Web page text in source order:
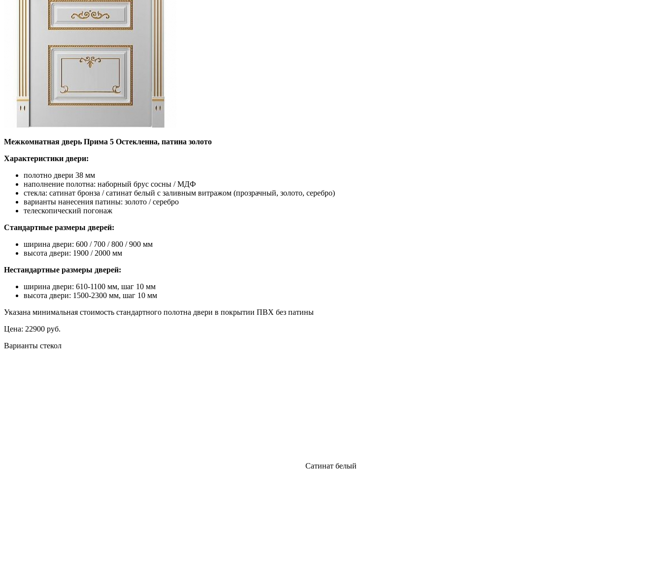
Межкомнатная дверь Прима 5 Остекленна, патина золото
Характеристики двери:
полотно двери 38 мм
наполнение полотна: наборный брус сосны / МДФ
стекла: сатинат бронза / сатинат белый с заливным витражом (прозрачный, золото, серебро)
варианты нанесения патины: золото / серебро
телескопический погонаж
Стандартные размеры дверей:
ширина двери: 600 / 700 / 800 / 900 мм
высота двери: 1900 / 2000 мм
Нестандартные размеры дверей:
ширина двери: 610-1100 мм, шаг 10 мм
высота двери: 1500-2300 мм, шаг 10 мм
Указана минимальная стоимость стандартного полотна двери в покрытии ПВХ без патины
Цена: 22900 руб.
Варианты стекол
Сатинат белый